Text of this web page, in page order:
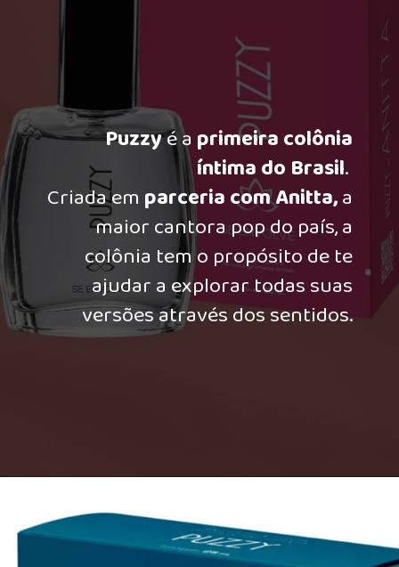
Puzzyé a primeira colônia
íntima do Brasil.
Criada em parceria com Anitta,a
maior cantora pop do país, a
colônia tem o propósito de te
ajudar a explorar todas suas
versões através dos sentidos.